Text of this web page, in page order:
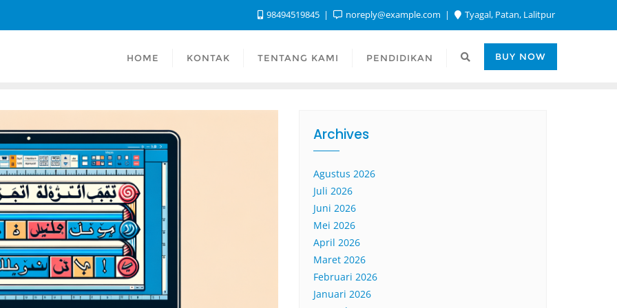
98494519845 noreply@example.com Tyagal, Patan, Lalitpur
HOME KONTAK TENTANG KAMI PENDIDIKAN BUY NOW
Archives
Agustus 2026
Juli 2026
Juni 2026
Mei 2026
April 2026
Maret 2026
Februari 2026
Januari 2026